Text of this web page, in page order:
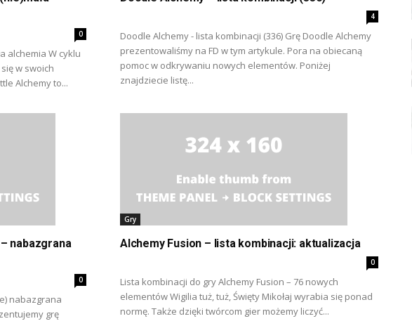
0
alchemia W cyklu
w swoich
Alchemy to...
4
Doodle Alchemy - lista kombinacji (336) Grę Doodle Alchemy
prezentowaliśmy na FD w tym artykule. Pora na obiecaną
pomoc w odkrywaniu nowych elementów. Poniżej
znajdziecie listę...
nabazgrana
0
nabazgrana
grę
Gry
Alchemy Fusion – lista kombinacji: aktualizacja
0
Lista kombinacji do gry Alchemy Fusion – 76 nowych
elementów Wigilia tuż, tuż, Święty Mikołaj wyrabia się ponad
normę. Także dzięki twórcom gier możemy liczyć...